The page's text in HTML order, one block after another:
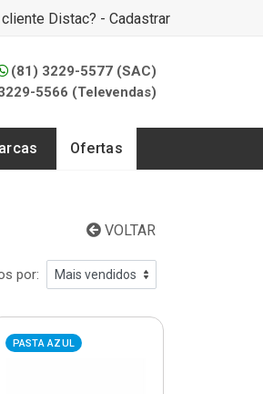
Distac? - Cadastrar
(81) 3229-5577 (SAC)
5566 (Televendas)
Ofertas
VOLTAR
por:
PASTA AZUL